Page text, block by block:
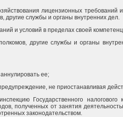
лицензионных требований
службы и органы внутренних дел.
и условий в пределах своей
другие службы и органы
ее;
не приостанавливая
Государственного
полученных от занятия
законодательством.